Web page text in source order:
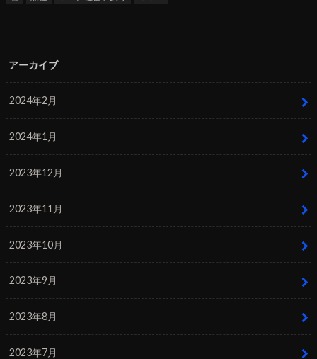
アーカイブ
2024年2月
2024年1月
2023年12月
2023年11月
2023年10月
2023年9月
2023年8月
2023年7月